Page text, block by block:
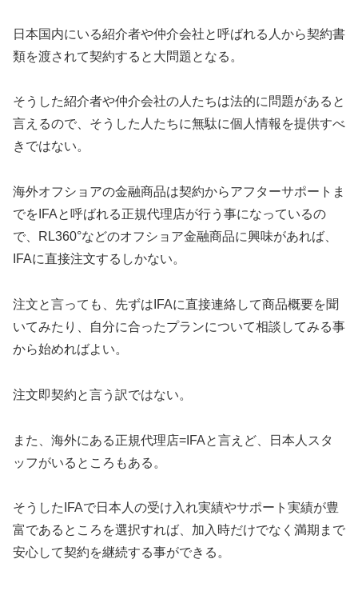
日本国内にいる紹介者や仲介会社と呼ばれる人から契約書
類を渡されて契約すると大問題となる。
そうした紹介者や仲介会社の人たちは法的に問題があると
言えるので、そうした人たちに無駄に個人情報を提供すべ
きではない。
海外オフショアの金融商品は契約からアフターサポートま
でをIFAと呼ばれる正規代理店が行う事になっているの
で、RL360°などのオフショア金融商品に興味があれば、
IFAに直接注文するしかない。
注文と言っても、先ずはIFAに直接連絡して商品概要を聞
いてみたり、自分に合ったプランについて相談してみる事
から始めればよい。
注文即契約と言う訳ではない。
また、海外にある正規代理店=IFAと言えど、日本人スタ
ッフがいるところもある。
そうしたIFAで日本人の受け入れ実績やサポート実績が豊
富であるところを選択すれば、加入時だけでなく満期まで
安心して契約を継続する事ができる。